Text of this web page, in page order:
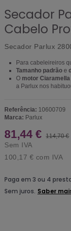
Secador
Cabelo
Secador Parlux
Para cabeleireiros
Tamanho padrão e
O motor
a Parlux nos
Referência: 10600709
Marca: Parlux
81,44 € 114,70 €
Sem IVA
100,17 € com IVA